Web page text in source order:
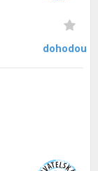
dohodou